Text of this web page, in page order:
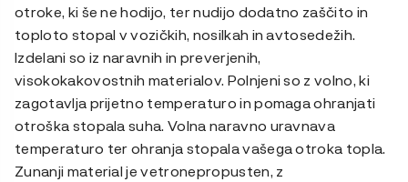
otroke, ki še ne hodijo, ter nudijo dodatno zaščito in
toploto stopal v vozičkih, nosilkah in avtosedežih.
Izdelani so iz naravnih in preverjenih,
visokokakovostnih materialov. Polnjeni so z volno, ki
zagotavlja prijetno temperaturo in pomaga ohranjati
otroška stopala suha. Volna naravno uravnava
temperaturo ter ohranja stopala vašega otroka topla.
Zunanji material je vetronepropusten, z